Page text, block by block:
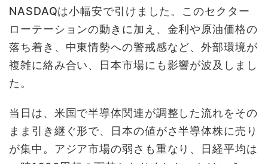
NASDAQは小幅安で引けました。このセクター
ローテーションの動きに加え、金利や原油価格の
落ち着き、中東情勢への警戒感など、外部環境が
複雑に絡み合い、日本市場にも影響が波及しまし
た。
当日は、米国で半導体関連が調整した流れをその
まま引き継ぐ形で、日本の値がさ半導体株に売り
が集中。アジア市場の弱さも重なり、日経平均は